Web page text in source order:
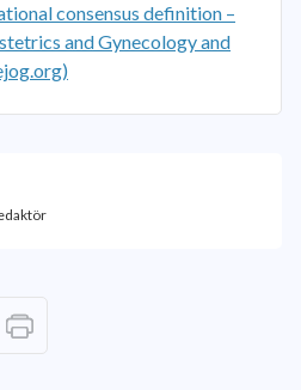
consensus definition –
and Gynecology and